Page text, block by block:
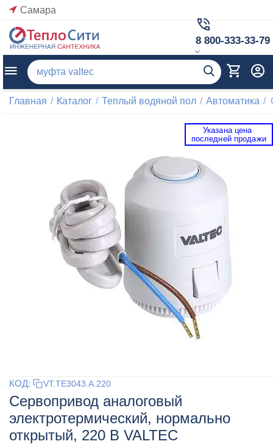
Самара
8 800-333-33-79
Главная / Каталог / Теплый водяной пол / Автоматика /
Указана цена
последней продажи
КОД: VT.TE3043.A.220
Сервопривод аналоговый
электротермический, нормально
открытый, 220 В VALTEC